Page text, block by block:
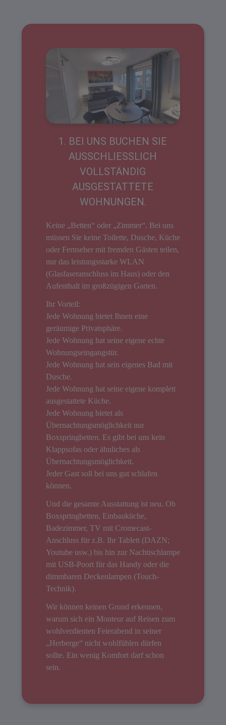
1. BEI UNS BUCHEN SIE
AUSSCHLIESSLICH V
OLLSTÄNDIG A
USGESTATTETE W
OHNUNGEN.
Keine „Betten“ oder „Zimmer“. Bei uns
müssen Sie keine Toilette, Dusche, Küche
oder Fernseher mit fremden Gästen teilen,
nur das leistungsstarke WLAN
(Glasfaseranschluss im Haus) oder den
Aufenthalt im großzügigen Garten.
Ihr Vorteil:
Jede Wohnung bietet Ihnen eine
geräumige Privatsphäre.
Jede Wohnung hat seine eigene echte
Wohnungseingangstür.
Jede Wohnung hat sein eigenes Bad mit
Dusche.
Jede Wohnung hat seine eigene komplett
ausgestattete Küche.
Jede Wohnung bietet als
Übernachtungsmöglichkeit nur
Boxspringbetten. Es gibt bei uns kein
Klappsofas oder ähnliches als
Übernachtungsmöglichkeit.
Jeder Gast soll bei uns gut schlafen
können.
Und die gesamte Ausstattung ist neu. Ob
Boxspringbetten, Einbauküche,
Badezimmer, TV mit Cromecast-
Anschluss für z.B. Ihr Tablett (DAZN;
Youtube usw.) bis hin zur Nachtischlampe
mit USB-Poort für das Handy oder die
dimmbaren Deckenlampen (Touch-
Technik).
Wir können keinen Grund erkennen,
warum sich ein Monteur auf Reisen zum
wohlverdienten Feierabend in seiner
„Herberge“ nicht wohlfühlen dürfen
sollte. Ein wenig Komfort darf schon
sein.